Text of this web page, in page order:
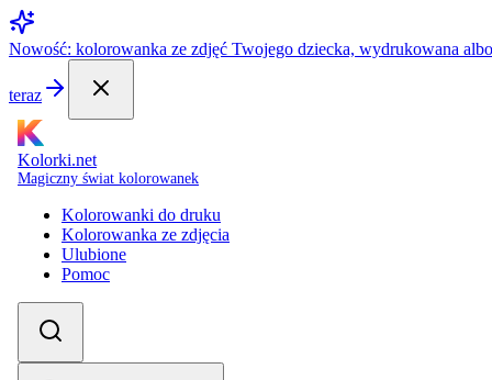
Nowość: kolorowanka ze zdjęć Twojego dziecka, wydrukowana
teraz
Kolorki.net
Magiczny świat kolorowanek
Kolorowanki do druku
Kolorowanka ze zdjęcia
Ulubione
Pomoc